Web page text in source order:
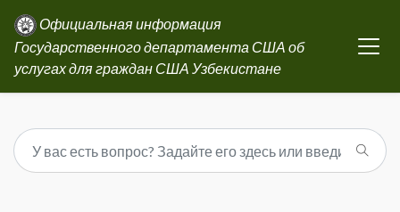
Официальная информация
Государственного департамента США об
услугах для граждан США Узбекистане